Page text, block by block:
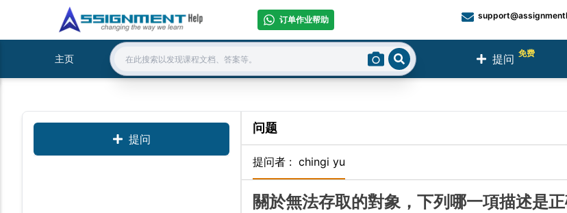
订单作业帮助
主页 提问 免费
Search: Search
提问
问题
提问者 : chingi yu
關於無法存取的對象，下列哪一項描述是